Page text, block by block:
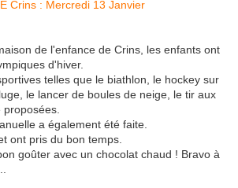
de l'enfance de Crins, les enfants ont
d'hiver.
telles que le biathlon, le hockey sur
le lancer de boules de neige, le tir aux
a également été faite.
ont pris du bon temps.
goûter avec un chocolat chaud ! Bravo à